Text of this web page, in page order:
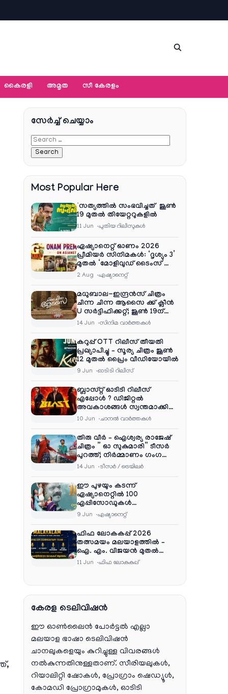
കൈരളി അമൃത സീ കേരളം
സേര്‍ച്ച്‌ ചെയ്യാം
Most Popular Here
‘സത്യത്തിൽ സംഭവിച്ചത്’ ജൂൺ
19 മുതൽ തിയേറ്ററുകളിൽ
11 Jun പുതിയ റിലീസുകള്‍
ഏഷ്യാനെറ്റ് ഓണം 2026
പ്രീമിയർ സിനിമകൾ: ‘ദൃശ്യം 3’
മുതൽ ‘മോളിവുഡ് ടൈംസ്’
വരെ ആഘോഷ വിരുന്ന്
2 Aug ഏഷ്യാനെറ്റ്‌
മധുബാല-ഇന്ദ്രൻസ് ചിത്രം
ചിന്ന ചിന്ന ആസൈ ക്ക് ക്ലീൻ
U സർട്ടിഫിക്കറ്റ്; ജൂൺ 19ന്
ആഗോള റിലീസ്
14 Jun സിനിമ വാര്‍ത്തകള്‍
കറുപ്പ് OTT റിലീസ് തീയതി
പ്രഖ്യാപിച്ചു – സൂര്യ ചിത്രം ജൂൺ
12 മുതൽ പ്രൈം വീഡിയോയിൽ
9 Jun ഓടിടി റിലീസ്
ബ്ലാസ്റ്റ് ഓടിടി റിലീസ്
എപ്പോൾ ? ഡിജിറ്റൽ
അവകാശങ്ങൾ സ്വന്തമാക്കി
നെറ്റ്ഫ്ലിക്സ്
10 Jun ചാനല്‍ വാര്‍ത്തകള്‍
തിരു വീർ – ഐശ്വര്യ രാജേഷ്
ചിത്രം ” ഓ സുകുമാരി” ടീസർ
പുറത്ത്; നിർമ്മാണം ഗംഗ
എന്റർടൈൻമെന്റ്‌സ്
14 Jun ടീസര്‍ / ട്രെയിലര്‍
ഈ പുഴയും കടന്ന്
ഏഷ്യാനെറ്റിൽ 100
എപ്പിസോഡുകൾ
പൂർത്തിയാക്കി , സംപ്രേഷണം
രാത്രി 9:30 ന്
9 Jun ഏഷ്യാനെറ്റ്‌
ഫിഫ ലോകകപ്പ് 2026
തത്സമയം മലയാളത്തിൽ –
ഐ. എം. വിജയൻ മുതൽ
ഷൈജു ദാമോദരൻ വരെ
11 Jun ഫിഫ ലോകകപ്പ്
കേരള ടെലിവിഷൻ
ഈ ഓൺലൈൻ പോർട്ടൽ എല്ലാ
മലയാള ഭാഷാ ടെലിവിഷൻ
ചാനലുകളെയും കുറിച്ചുള്ള വിവരങ്ങൾ
നൽകുന്നതിനുള്ളതാണ്. സീരിയലുകൾ,
റിയാലിറ്റി ഷോകൾ, പ്രോഗ്രാം ഷെഡ്യൂൾ,
കോമഡി പ്രോഗ്രാമുകൾ, ഓടിടി